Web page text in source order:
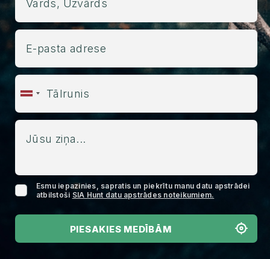
Esmu iepazinies, sapratis un piekrītu manu datu apstrādei
atbilstoši SIA Hunt datu apstrādes noteikumiem.
PIESAKIES MEDĪBĀM